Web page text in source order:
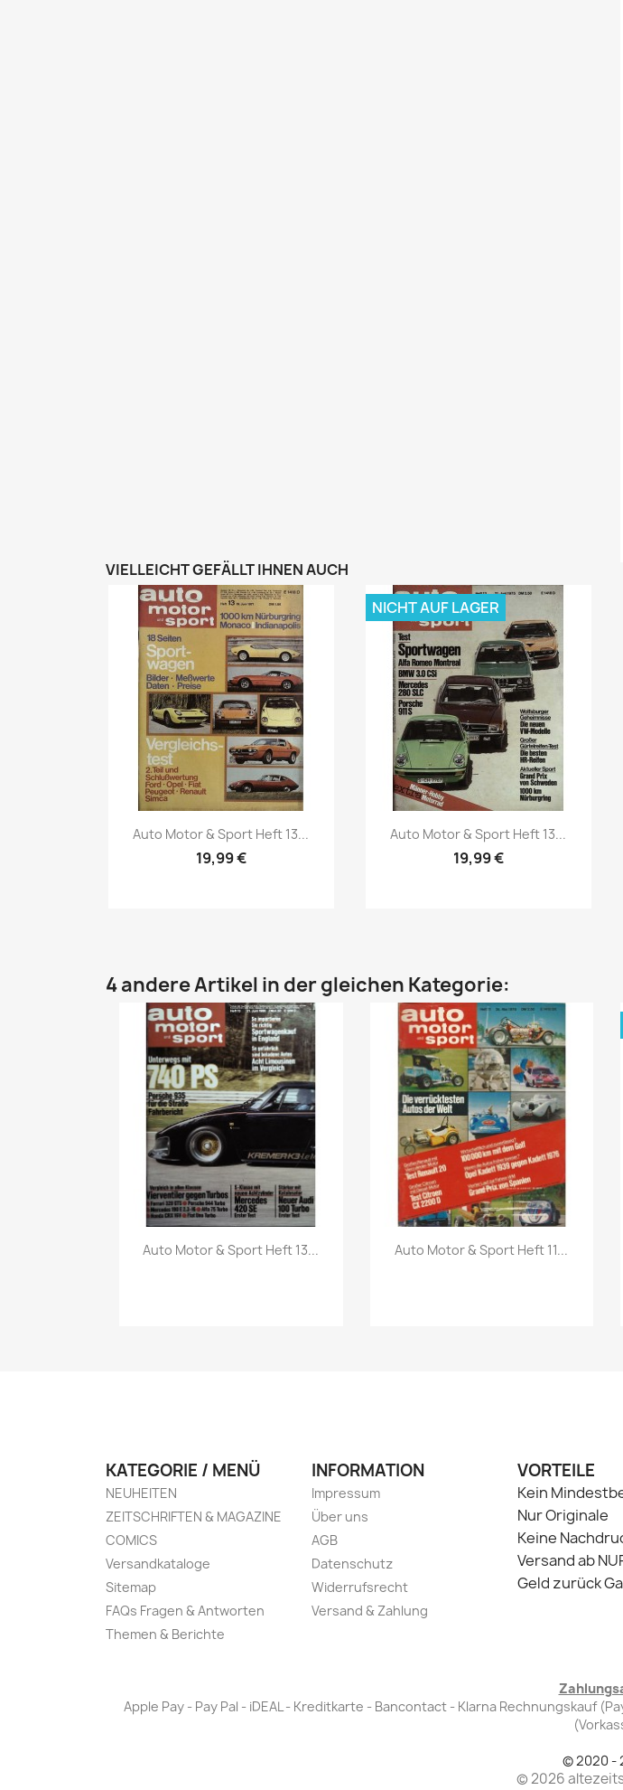
VIELLEICHT GEFÄLLT IHNEN AUCH
Vorschau
Auto Motor & Sport Heft 13...
19,99 €
Vorschau
Auto Motor & Sport Heft 13...
19,99 €
NICHT AUF LAGER
4 andere Artikel in der gleichen Kategorie:
Vorschau
Auto Motor & Sport Heft 13... Vorschau
Auto Motor & Sport Heft 11...
KATEGORIE / MENÜ
NEUHEITEN
ZEITSCHRIFTEN & MAGAZINE
COMICS
Versandkataloge
Sitemap
FAQs Fragen & Antworten
Themen & Berichte
INFORMATION
Impressum
Über uns
AGB
Datenschutz
Widerrufsrecht
Versand & Zahlung
VORTEILE
Kein
Nur Originale
Keine
Versand ab
Geld zurück
Apple Pay - Pay Pal - iDEAL - Kreditkarte - Bancontact - Klarna Rechnungskauf
© 2020 -
© 2026